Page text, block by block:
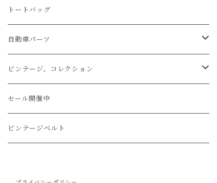
マネークリップ
腕時計
キーホルダー
キーケース
レザーウォッチ
文字盤Mサイズ（φ33mm）
文字盤Sサイズ（φ26mm）
レザーウォレット
ロング
ショート
タバコケース
カードケース
ウォレットロープ
パイソン
リザード
エレファント
ガルーシャ（エイ）
アリゲーター
ハンドステッチ（手縫い）仕立て
ミシンステッチ仕立て
トートバッグ
自動車パーツ
ステアリング
シフトノブ
ビンテージ、コレクション
ウッドキーホルダー
ZIPPO/ジッポー・ライター
セール開催中
ビンテージベルト